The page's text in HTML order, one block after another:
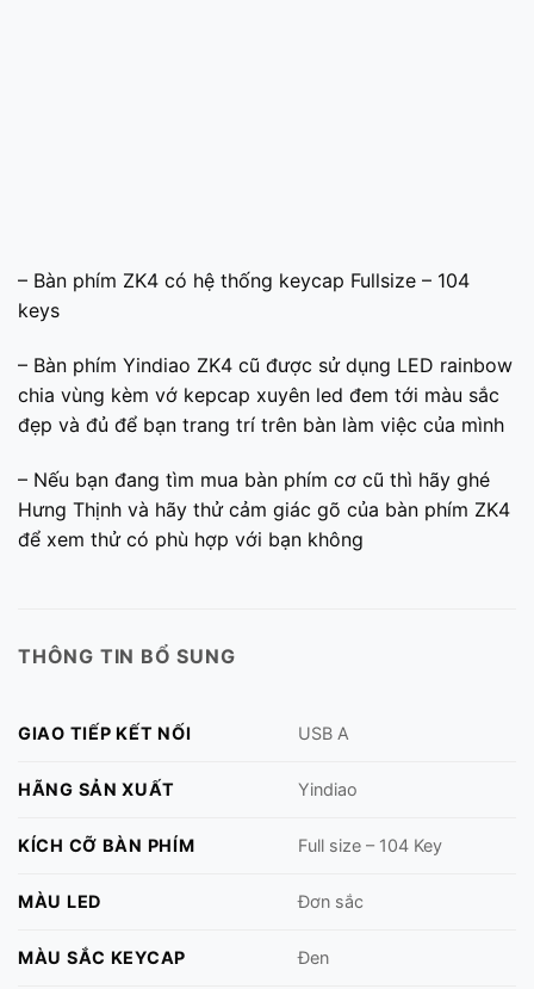
– Bàn phím ZK4 có hệ thống keycap Fullsize – 104
keys
– Bàn phím Yindiao ZK4 cũ được sử dụng LED rainbow
chia vùng kèm vớ kepcap xuyên led đem tới màu sắc
đẹp và đủ để bạn trang trí trên bàn làm việc của mình
– Nếu bạn đang tìm mua bàn phím cơ cũ thì hãy ghé
Hưng Thịnh và hãy thử cảm giác gõ của bàn phím ZK4
để xem thử có phù hợp với bạn không
THÔNG TIN BỔ SUNG
GIAO TIẾP KẾT NỐI USB A
HÃNG SẢN XUẤT Yindiao
KÍCH CỠ BÀN PHÍM Full size – 104 Key
MÀU LED Đơn sắc
MÀU SẮC KEYCAP Đen